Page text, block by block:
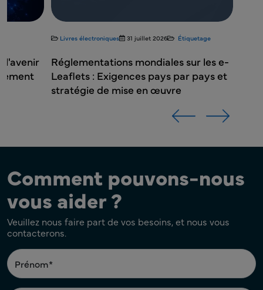
Livres électroniques 31 juillet 2026 Étiquetage
Réglementations mondiales sur les e-
Leaflets : Exigences pays par pays et
stratégie de mise en œuvre
Comment pouvons-nous
vous aider ?
Veuillez nous faire part de vos besoins, et nous vous
contacterons.